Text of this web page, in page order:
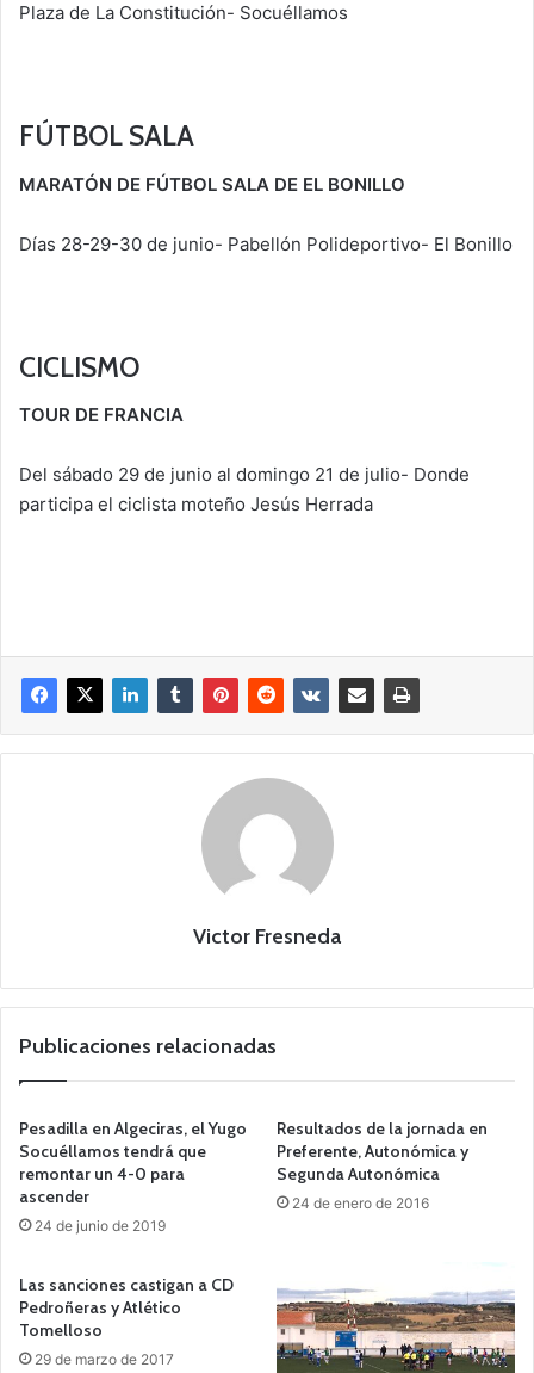
Plaza de La Constitución- Socuéllamos
FÚTBOL SALA
MARATÓN DE FÚTBOL SALA DE EL BONILLO
Días 28-29-30 de junio- Pabellón Polideportivo- El Bonillo
CICLISMO
TOUR DE FRANCIA
Del sábado 29 de junio al domingo 21 de julio- Donde
participa el ciclista moteño Jesús Herrada
Victor Fresneda
Publicaciones relacionadas
Pesadilla en Algeciras, el Yugo
Socuéllamos tendrá que
remontar un 4-0 para
ascender
24 de junio de 2019
Resultados de la jornada en
Preferente, Autonómica y
Segunda Autonómica
24 de enero de 2016
Las sanciones castigan a CD
Pedroñeras y Atlético
Tomelloso
29 de marzo de 2017